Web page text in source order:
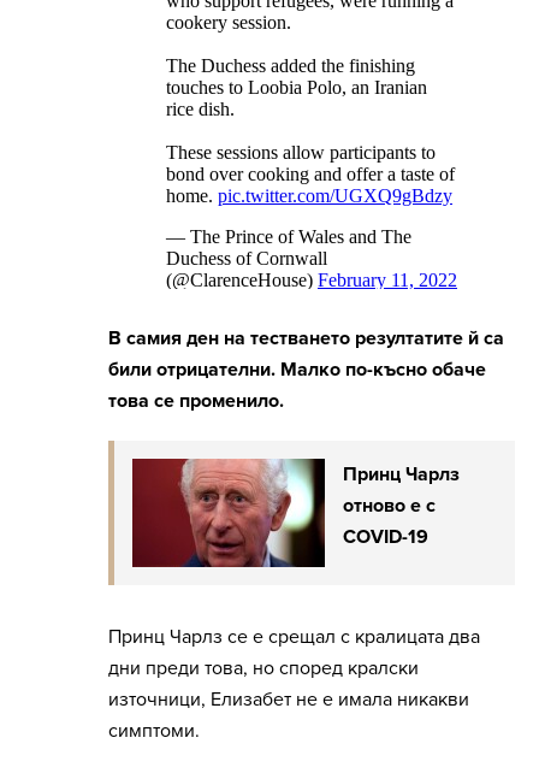
В самия ден на тестването резултатите й са
били отрицателни. Малко по-късно обаче
това се променило.
Принц Чарлз
отново е с
COVID-19
Принц Чарлз се е срещал с кралицата два
дни преди това, но според кралски
източници, Елизабет не е имала никакви
симптоми.